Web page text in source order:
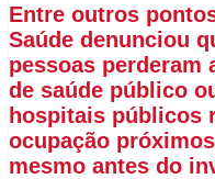
Entre outros
Saúde denunciou
pessoas perderam
de saúde público
hospitais públicos
ocupação
mesmo antes do